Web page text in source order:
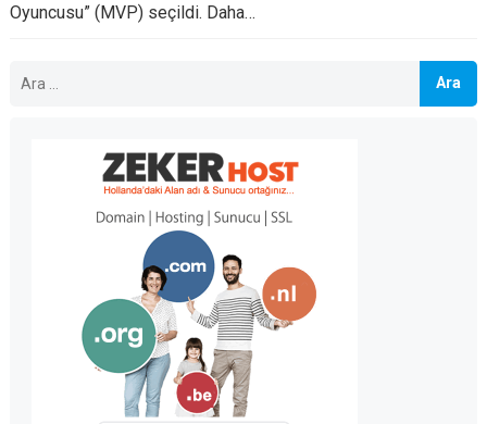
Oyuncusu” (MVP) seçildi. Daha…